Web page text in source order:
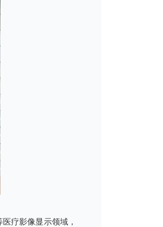
疗影像显示领域，